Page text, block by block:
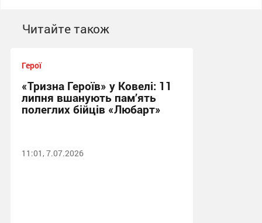
Читайте також
Герої
«Тризна Героїв» у Ковелі: 11
липня вшанують пам’ять
полеглих бійців «Любарт»
11:01, 7.07.2026